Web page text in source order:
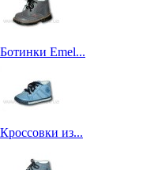
Ботинки Emel...
Кроссовки из...